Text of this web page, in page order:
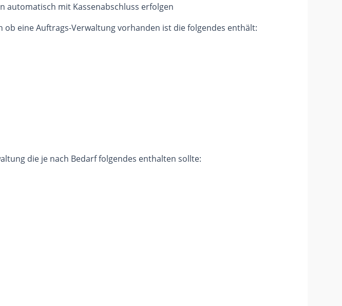
automatisch mit Kassenabschluss erfolgen
eine Auftrags-Verwaltung vorhanden ist die folgendes enthält:
die je nach Bedarf folgendes enthalten sollte: